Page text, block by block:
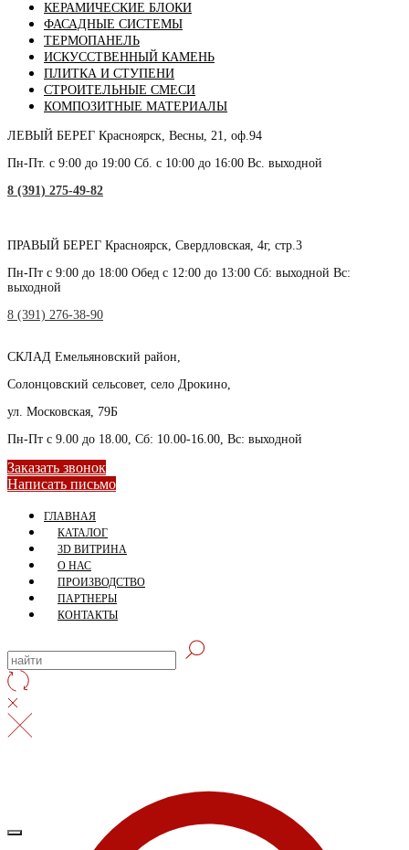
КЕРАМИЧЕСКИЕ БЛОКИ
ФАСАДНЫЕ СИСТЕМЫ
ТЕРМОПАНЕЛЬ
ИСКУССТВЕННЫЙ КАМЕНЬ
ПЛИТКА И СТУПЕНИ
СТРОИТЕЛЬНЫЕ СМЕСИ
КОМПОЗИТНЫЕ МАТЕРИАЛЫ
ЛЕВЫЙ БЕРЕГ Красноярск, Весны, 21, оф.94
Пн-Пт. с 9:00 до 19:00 Сб. с 10:00 до 16:00 Вс. выходной
8 (391) 275-49-82
ПРАВЫЙ БЕРЕГ Красноярск, Свердловская, 4г, стр.3
Пн-Пт с 9:00 до 18:00 Обед с 12:00 до 13:00 Сб: выходной Вс:
выходной
8 (391) 276-38-90
СКЛАД Емельяновский район,
Солонцовский сельсовет, село Дрокино,
ул. Московская, 79Б
Пн-Пт с 9.00 до 18.00, Сб: 10.00-16.00, Вс: выходной
Заказать звонок
Написать письмо
ГЛАВНАЯ
КАТАЛОГ
3D ВИТРИНА
О НАС
ПРОИЗВОДСТВО
ПАРТНЕРЫ
КОНТАКТЫ